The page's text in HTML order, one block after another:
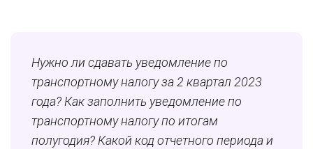
Нужно ли сдавать уведомление по
транспортному налогу за 2 квартал 2023
года? Как заполнить уведомление по
транспортному налогу по итогам
полугодия? Какой код отчетного периода и